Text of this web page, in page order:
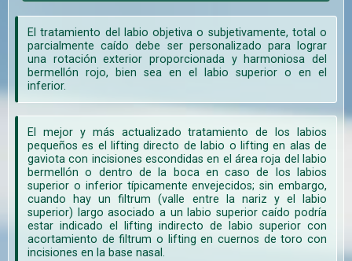
El tratamiento del labio objetiva o subjetivamente, total o
parcialmente caído debe ser personalizado para lograr
una rotación exterior proporcionada y harmoniosa del
bermellón rojo, bien sea en el labio superior o en el
inferior.
El mejor y más actualizado tratamiento de los labios
pequeños es el lifting directo de labio o lifting en alas de
gaviota con incisiones escondidas en el área roja del labio
bermellón o dentro de la boca en caso de los labios
superior o inferior típicamente envejecidos; sin embargo,
cuando hay un filtrum (valle entre la nariz y el labio
superior) largo asociado a un labio superior caído podría
estar indicado el lifting indirecto de labio superior con
acortamiento de filtrum o lifting en cuernos de toro con
incisiones en la base nasal.